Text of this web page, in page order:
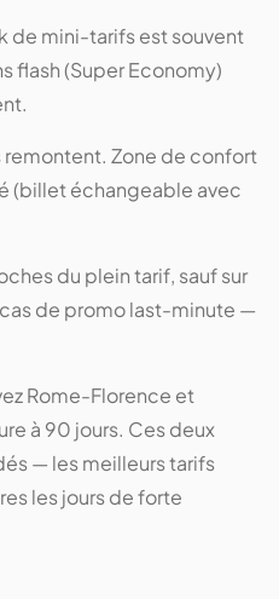
de mini-tarifs est souvent
flash (Super Economy)
remontent. Zone de confort
(billet échangeable avec
du plein tarif, sauf sur
de promo last-minute —
Rome-Florence et
à 90 jours. Ces deux
— les meilleurs tarifs
les jours de forte